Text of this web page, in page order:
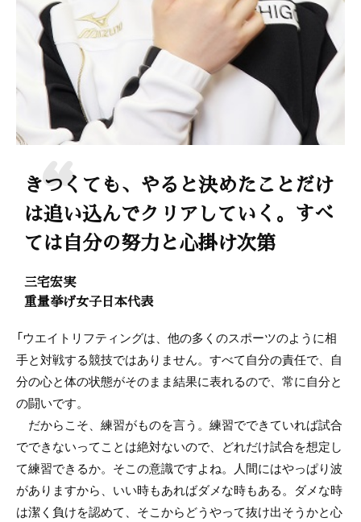
きつくても、やると決めたことだけ
は追い込んでクリアしていく。すべ
ては自分の努力と心掛け次第
三宅宏実
重量挙げ女子日本代表
「ウエイトリフティングは、他の多くのスポーツのように相
手と対戦する競技ではありません。すべて自分の責任で、自
分の心と体の状態がそのまま結果に表れるので、常に自分と
の闘いです。
だからこそ、練習がものを言う。練習でできていれば試合
でできないってことは絶対ないので、どれだけ試合を想定し
て練習できるか。そこの意識ですよね。人間にはやっぱり波
がありますから、いい時もあればダメな時もある。ダメな時
は潔く負けを認めて、そこからどうやって抜け出そうかと心